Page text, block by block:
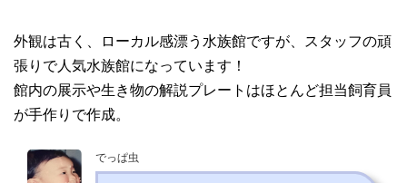
外観は古く、ローカル感漂う水族館ですが、スタッフの頑
張りで人気水族館になっています！
館内の展示や生き物の解説プレートはほとんど担当飼育員
が手作りで作成。
でっぱ虫